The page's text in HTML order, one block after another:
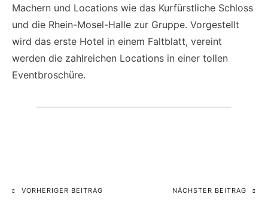
Machern und Locations wie das Kurfürstliche Schloss
und die Rhein-Mosel-Halle zur Gruppe. Vorgestellt
wird das erste Hotel in einem Faltblatt, vereint
werden die zahlreichen Locations in einer tollen
Eventbroschüre.
Beitragsnavigation
VORHERIGER BEITRAG NÄCHSTER BEITRAG